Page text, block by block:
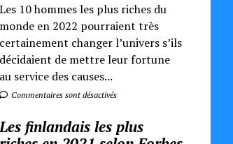
Les 10 hommes les plus riches du
monde en 2022 pourraient très
certainement changer l’univers s’ils
décidaient de mettre leur fortune
au service des causes...
Commentaires sont désactivés
Les finlandais les plus